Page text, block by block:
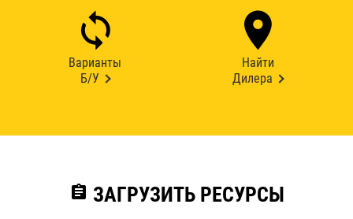
Варианты
Б/У
Найти
Дилера
assignment ЗАГРУЗИТЬ РЕСУРСЫ